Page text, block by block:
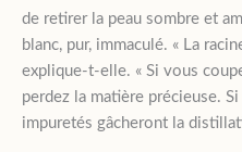
de retirer la peau sombre et
blanc, pur, immaculé. « La
explique-t-elle. « Si vous
perdez la matière précieuse.
impuretés gâcheront la